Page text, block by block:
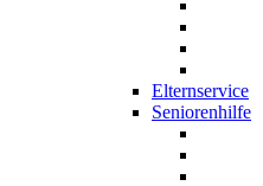
Elternservice
Seniorenhilfe